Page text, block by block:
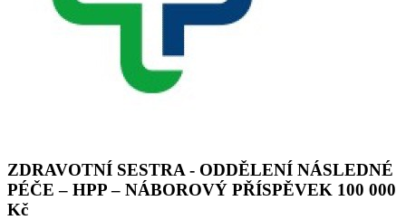
ZDRAVOTNÍ SESTRA - ODDĚLENÍ NÁSLEDNÉ
PÉČE – HPP – NÁBOROVÝ PŘÍSPĚVEK 100 000
Kč